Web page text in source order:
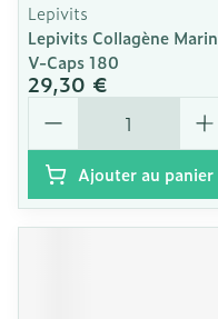
Lepivits
Lepivits Collagène Marin
V-Caps 180
29,30 €
Quantité
Ajouter au panier